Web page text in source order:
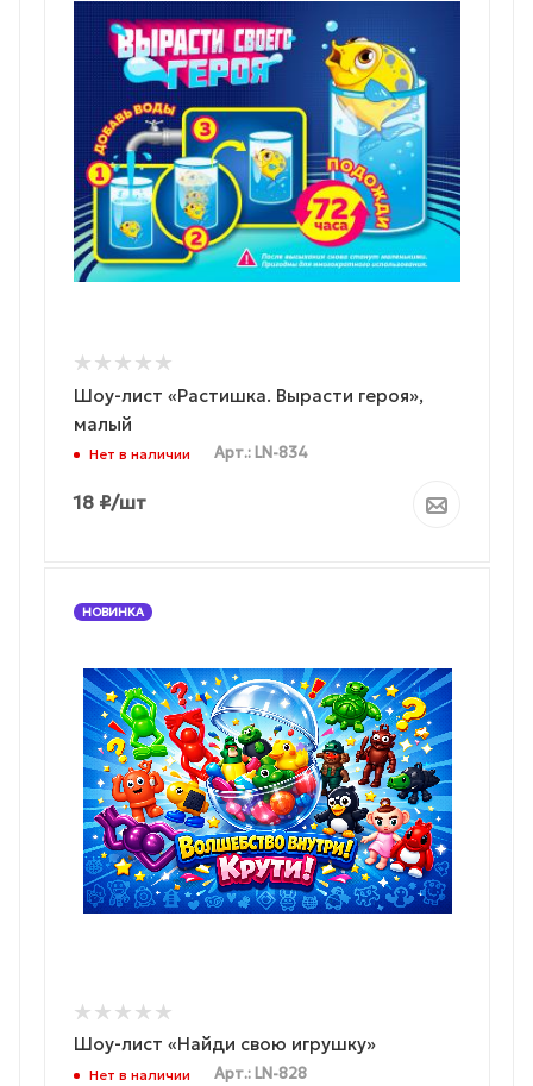
Шоу-лист «Растишка. Вырасти героя»,
малый
Нет в наличии Арт.: LN-834
18 ₽/шт
НОВИНКА
Шоу-лист «Найди свою игрушку»
Нет в наличии Арт.: LN-828